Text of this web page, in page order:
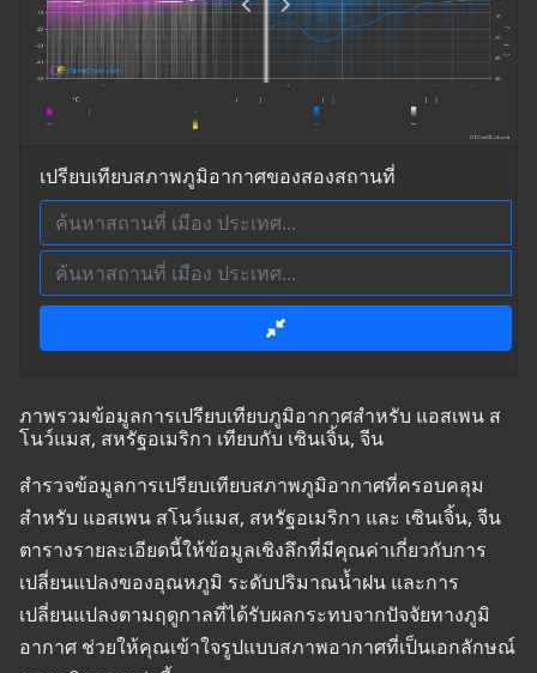
เปรียบเทียบสภาพภูมิอากาศของสองสถานที่
ภาพรวมข้อมูลการเปรียบเทียบภูมิอากาศสำหรับ แอสเพน ส
โนว์แมส, สหรัฐอเมริกา เทียบกับ เซินเจิ้น, จีน
สำรวจข้อมูลการเปรียบเทียบสภาพภูมิอากาศที่ครอบคลุม
สำหรับ แอสเพน สโนว์แมส, สหรัฐอเมริกา และ เซินเจิ้น, จีน
ตารางรายละเอียดนี้ให้ข้อมูลเชิงลึกที่มีคุณค่าเกี่ยวกับการ
เปลี่ยนแปลงของอุณหภูมิ ระดับปริมาณน้ำฝน และการ
เปลี่ยนแปลงตามฤดูกาลที่ได้รับผลกระทบจากปัจจัยทางภูมิ
อากาศ ช่วยให้คุณเข้าใจรูปแบบสภาพอากาศที่เป็นเอกลักษณ์